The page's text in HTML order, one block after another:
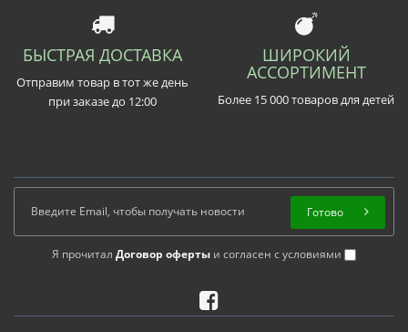
БЫСТРАЯ ДОСТАВКА
Отправим товар в тот же день
при заказе до 12:00
ШИРОКИЙ
АССОРТИМЕНТ
Более 15 000 товаров для детей
Я прочитал Договор оферты и согласен с условиями
Готово